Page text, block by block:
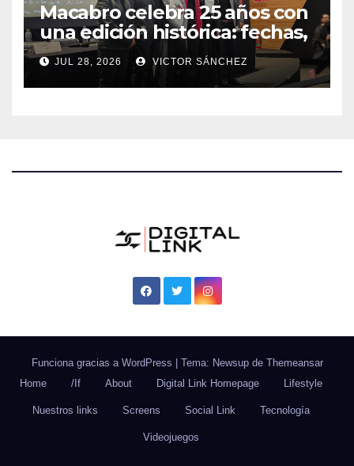
Macabro celebra 25 años con
una edición histórica: fechas,
sedes, invitados y todo lo que
debes saber
JUL 28, 2026 VICTOR SÁNCHEZ
Funciona gracias a WordPress Tema: Newsup de Themeansar
Home
/If About Digital Link Homepage Lifestyle
Nuestros links Screens Social Link Tecnología
Videojuegos